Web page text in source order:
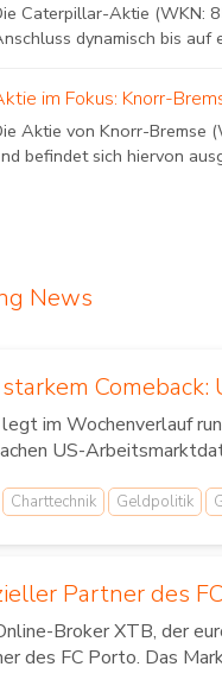
Caterpillar-Aktie (WKN:
dynamisch bis auf
im Fokus: Knorr-
Aktie von Knorr-Bremse
befindet sich hiervon
News
im Wochenverlauf
US-
Charttechnik Geldpolitik
Partner des
Broker XTB, der
des FC Porto. Das